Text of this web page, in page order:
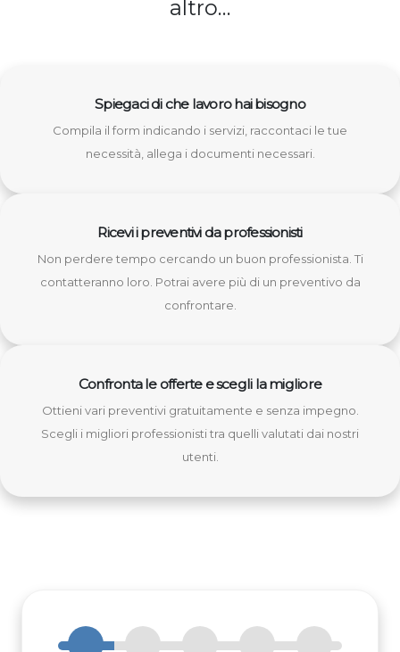
altro…
Spiegaci di che lavoro hai bisogno
Compila il form indicando i servizi, raccontaci le tue
necessità, allega i documenti necessari.
Ricevi i preventivi da professionisti
Non perdere tempo cercando un buon professionista. Ti
contatteranno loro. Potrai avere più di un preventivo da
confrontare.
Confronta le offerte e scegli la migliore
Ottieni vari preventivi gratuitamente e senza impegno.
Scegli i migliori professionisti tra quelli valutati dai nostri
utenti.